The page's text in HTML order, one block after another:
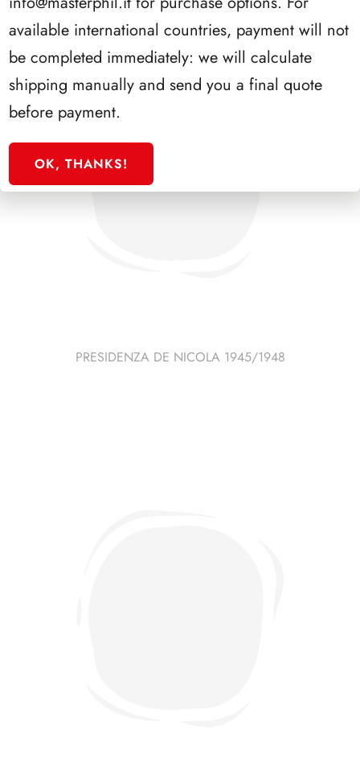
PRESIDENZA DE NICOLA 1945/1948
available international countries, payment will not
be completed immediately: we will calculate
shipping manually and send you a final quote
before payment.
OK, THANKS!